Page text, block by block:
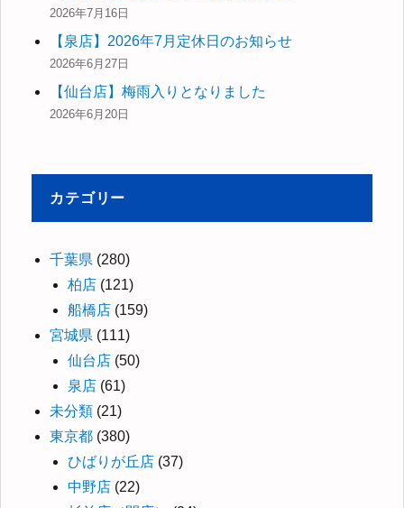
2026年7月16日
【泉店】2026年7月定休日のお知らせ
2026年6月27日
【仙台店】梅雨入りとなりました
2026年6月20日
カテゴリー
千葉県 (280)
柏店 (121)
船橋店 (159)
宮城県 (111)
仙台店 (50)
泉店 (61)
未分類 (21)
東京都 (380)
ひばりが丘店 (37)
中野店 (22)